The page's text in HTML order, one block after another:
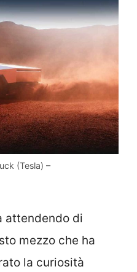
(Tesla) –
attendendo di
mezzo che ha
la curiosità